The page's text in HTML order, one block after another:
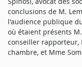
conclusions de M.
l'audience publique
où étaient présents
conseiller rapporteur,
chambre, et Mme